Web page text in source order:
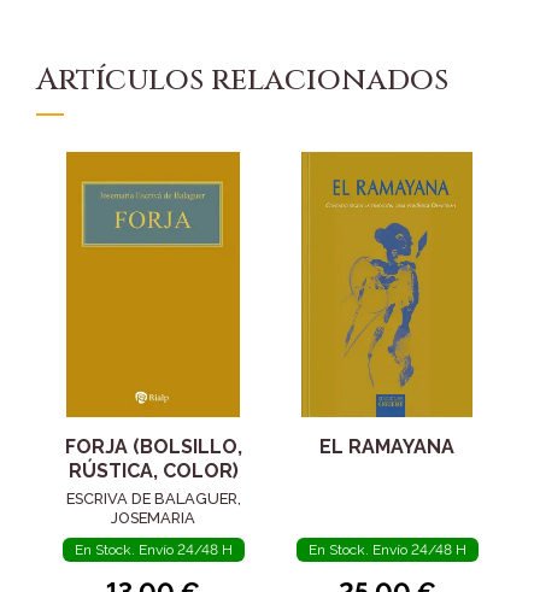
Artículos relacionados
FORJA (BOLSILLO,
RÚSTICA, COLOR)
ESCRIVA DE BALAGUER,
JOSEMARIA
En Stock. Envío 24/48 H
EL RAMAYANA
En Stock. Envío 24/48 H